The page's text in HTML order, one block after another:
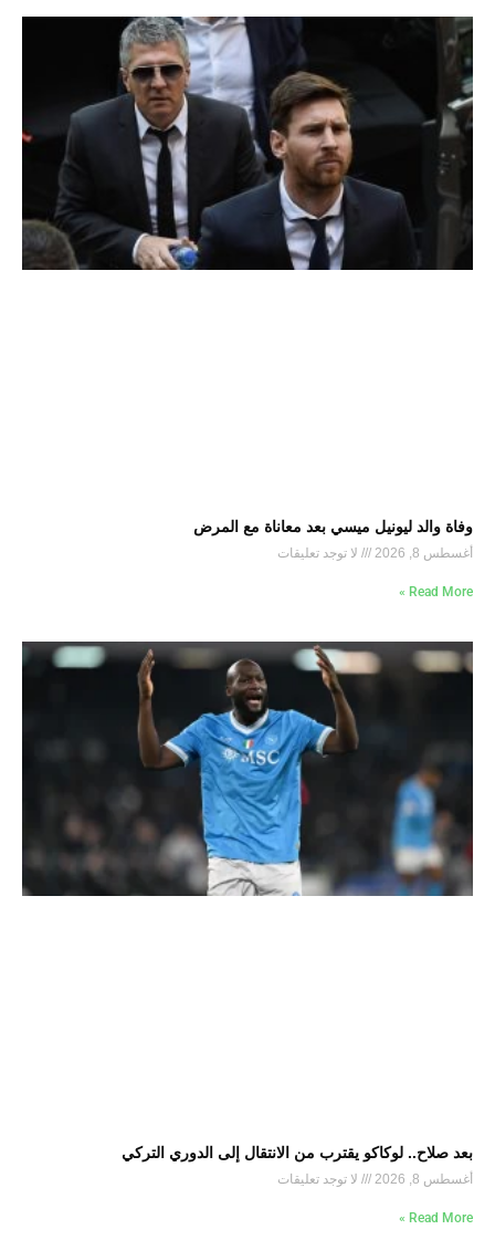
وفاة والد ليونيل ميسي بعد معاناة مع المرض
أغسطس 8, 2026 لا توجد تعليقات
Read More »
بعد صلاح.. لوكاكو يقترب من الانتقال إلى الدوري التركي
أغسطس 8, 2026 لا توجد تعليقات
Read More »